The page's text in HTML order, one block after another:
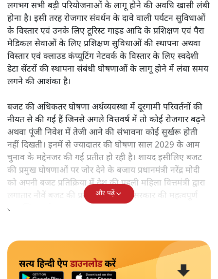
लगभग सभी बड़ी परियोजनाओं के लागू होने की अवधि खासी लंबी
होना है। इसी तरह रोजगार संवर्धन के दावे वाली पर्यटन सुविधाओं
के विस्तार एवं उनके लिए टूरिस्ट गाइड आदि के प्रशिक्षण एवं पैरा
मेडिकल सेवाओं के लिए प्रशिक्षण सुविधाओं की स्थापना अथवा
विस्तार एवं क्लाउड कंप्यूटिंग नेटवर्क के विस्तार के लिए स्वदेशी
डेटा सेंटरों की स्थापना संबंधी घोषणाओं के लागू होने में लंबा समय
लगने की आशंका है।
बजट की अधिकतर घोषणा अर्थव्यवस्था में दूरगामी परिवर्तनों की
नीयत से की गई हैं जिनसे अगले वित्तवर्ष में तो कोई रोजगार बढ़ने
अथवा पूंजी निवेश में तेजी आने की संभावना कोई सुर्खरू होती
नहीं दिखती। इनमें से ज्यादातर की घोषणा साल 2029 के आम
चुनाव के मद्देनजर की गई प्रतीत हो रही है। शायद इसीलिए बजट
की प्रमुख घोषणाओं पर जोर देने के बजाय प्रधानमंत्री नरेंद्र मोदी
को अपनी बजट प्रतिक्रिया में देश की पहली महिला वित्तमंत्री द्वारा
लगातार नौवें बजट की प्रस्तुति को अपनी सरकार की महत्वपूर्ण
उपलब्धि बताने पर मजबूर होना पड़ा।
और पढ़ें
सत्य हिन्दी ऐपडाउनलोडकरें